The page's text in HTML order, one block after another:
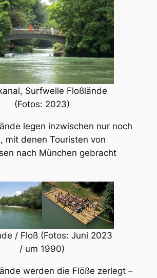
Surfwelle Floßlände
(Fotos: 2023)
legen inzwischen nur noch
mit denen Touristen von
nach München gebracht
/ Floß (Fotos: Juni 2023
/ um 1990)
werden die Flöße zerlegt –